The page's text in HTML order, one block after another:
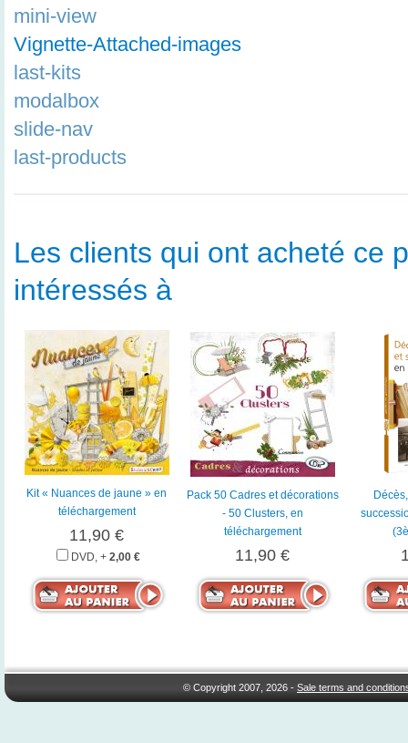
mini-view
Vignette-Attached-images
last-kits
modalbox
slide-nav
last-products
Les clients qui ont acheté ce
intéressés à
Kit « Nuances de jaune » en
téléchargement
11,90 €
DVD, + 2,00 €
Pack 50 Cadres et décorations
- 50 Clusters, en
téléchargement
11,90 €
© Copyright 2007, 2026 -Sale terms and